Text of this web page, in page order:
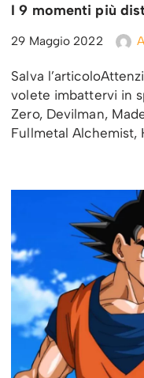
I 9 momenti più
29 Maggio 2022
Salva
volete imbattervi in
Zero, Devilman,
Fullmetal Alchemist,